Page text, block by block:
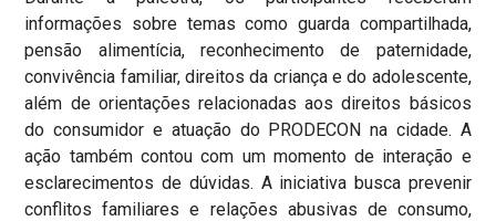
informações sobre temas como guarda compartilhada,
pensão alimentícia, reconhecimento de paternidade,
convivência familiar, direitos da criança e do adolescente,
além de orientações relacionadas aos direitos básicos
do consumidor e atuação do PRODECON na cidade. A
ação também contou com um momento de interação e
esclarecimentos de dúvidas. A iniciativa busca prevenir
conflitos familiares e relações abusivas de consumo,